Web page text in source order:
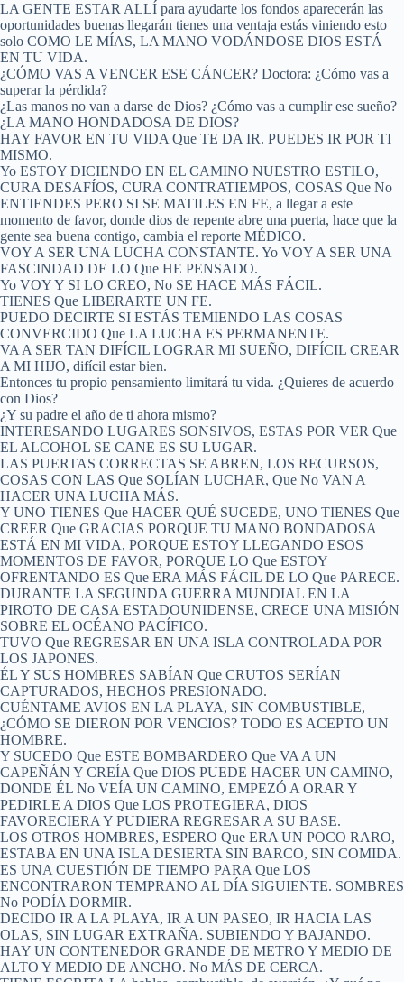
LA GENTE ESTAR ALLÍ para ayudarte los fondos aparecerán las
oportunidades buenas llegarán tienes una ventaja estás viniendo esto
solo COMO LE MÍAS, LA MANO VODÁNDOSE DIOS ESTÁ
EN TU VIDA.
¿CÓMO VAS A VENCER ESE CÁNCER? Doctora: ¿Cómo vas a
superar la pérdida?
¿Las manos no van a darse de Dios? ¿Cómo vas a cumplir ese sueño?
¿LA MANO HONDADOSA DE DIOS?
HAY FAVOR EN TU VIDA Que TE DA IR. PUEDES IR POR TI
MISMO.
Yo ESTOY DICIENDO EN EL CAMINO NUESTRO ESTILO,
CURA DESAFÍOS, CURA CONTRATIEMPOS, COSAS Que No
ENTIENDES PERO SI SE MATILES EN FE, a llegar a este
momento de favor, donde dios de repente abre una puerta, hace que la
gente sea buena contigo, cambia el reporte MÉDICO.
VOY A SER UNA LUCHA CONSTANTE. Yo VOY A SER UNA
FASCINDAD DE LO Que HE PENSADO.
Yo VOY Y SI LO CREO, No SE HACE MÁS FÁCIL.
TIENES Que LIBERARTE UN FE.
PUEDO DECIRTE SI ESTÁS TEMIENDO LAS COSAS
CONVERCIDO Que LA LUCHA ES PERMANENTE.
VA A SER TAN DIFÍCIL LOGRAR MI SUEÑO, DIFÍCIL CREAR
A MI HIJO, difícil estar bien.
Entonces tu propio pensamiento limitará tu vida. ¿Quieres de acuerdo
con Dios?
¿Y su padre el año de ti ahora mismo?
INTERESANDO LUGARES SONSIVOS, ESTAS POR VER Que
EL ALCOHOL SE CANE ES SU LUGAR.
LAS PUERTAS CORRECTAS SE ABREN, LOS RECURSOS,
COSAS CON LAS Que SOLÍAN LUCHAR, Que No VAN A
HACER UNA LUCHA MÁS.
Y UNO TIENES Que HACER QUÉ SUCEDE, UNO TIENES Que
CREER Que GRACIAS PORQUE TU MANO BONDADOSA
ESTÁ EN MI VIDA, PORQUE ESTOY LLEGANDO ESOS
MOMENTOS DE FAVOR, PORQUE LO Que ESTOY
OFRENTANDO ES Que ERA MÁS FÁCIL DE LO Que PARECE.
DURANTE LA SEGUNDA GUERRA MUNDIAL EN LA
PIROTO DE CASA ESTADOUNIDENSE, CRECE UNA MISIÓN
SOBRE EL OCÉANO PACÍFICO.
TUVO Que REGRESAR EN UNA ISLA CONTROLADA POR
LOS JAPONES.
ÉL Y SUS HOMBRES SABÍAN Que CRUTOS SERÍAN
CAPTURADOS, HECHOS PRESIONADO.
CUÉNTAME AVIOS EN LA PLAYA, SIN COMBUSTIBLE,
¿CÓMO SE DIERON POR VENCIOS? TODO ES ACEPTO UN
HOMBRE.
Y SUCEDO Que ESTE BOMBARDERO Que VA A UN
CAPEÑÁN Y CREÍA Que DIOS PUEDE HACER UN CAMINO,
DONDE ÉL No VEÍA UN CAMINO, EMPEZÓ A ORAR Y
PEDIRLE A DIOS Que LOS PROTEGIERA, DIOS
FAVORECIERA Y PUDIERA REGRESAR A SU BASE.
LOS OTROS HOMBRES, ESPERO Que ERA UN POCO RARO,
ESTABA EN UNA ISLA DESIERTA SIN BARCO, SIN COMIDA.
ES UNA CUESTIÓN DE TIEMPO PARA Que LOS
ENCONTRARON TEMPRANO AL DÍA SIGUIENTE. SOMBRES
No PODÍA DORMIR.
DECIDO IR A LA PLAYA, IR A UN PASEO, IR HACIA LAS
OLAS, SIN LUGAR EXTRAÑA. SUBIENDO Y BAJANDO.
HAY UN CONTENEDOR GRANDE DE METRO Y MEDIO DE
ALTO Y MEDIO DE ANCHO. No MÁS DE CERCA.